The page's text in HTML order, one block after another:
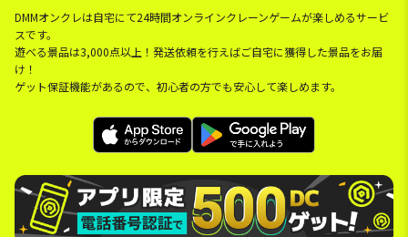
DMMオンクレは自宅にて24時間オンラインクレーンゲームが楽しめるサービ
スです。
遊べる景品は3,000点以上！発送依頼を行えばご自宅に獲得した景品をお届
け！
ゲット保証機能があるので、初心者の方でも安心して楽しめます。